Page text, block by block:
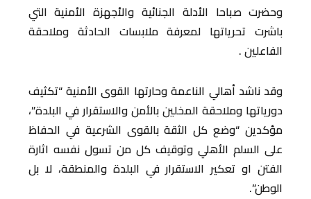
وحضرت صباحا الأدلة الجنائية والأجهزة الأمنية التي
باشرت تحرياتها لمعرفة ملابسات الحادثة وملاحقة
الفاعلين .
وقد ناشد أهالي الناعمة وحارتها القوى الأمنية “تكثيف
دورياتها وملاحقة المخلين بالأمن والاستقرار في البلدة”،
مؤكدين “وضع كل الثقة بالقوى الشرعية في الحفاظ
على السلم الأهلي وتوقيف كل من تسول نفسه اثارة
الفتن او تعكير الاستقرار في البلدة والمنطقة، لا بل
الوطن”.